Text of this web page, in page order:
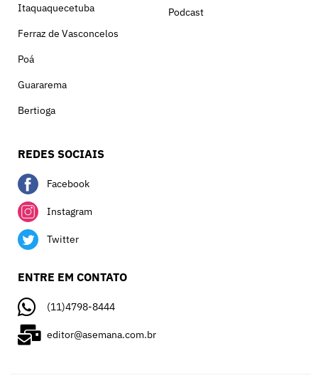
Itaquaquecetuba
Ferraz de Vasconcelos
Poá
Guararema
Bertioga
Podcast
REDES SOCIAIS
Facebook
Instagram
Twitter
ENTRE EM CONTATO
(11)4798-8444
editor@asemana.com.br